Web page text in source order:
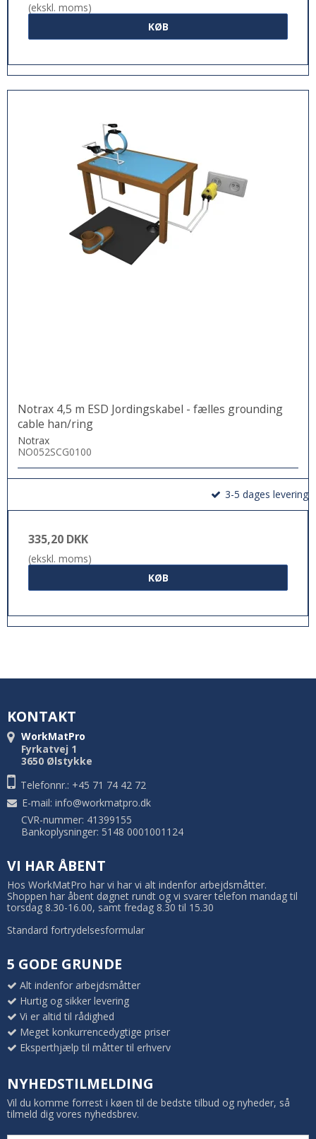
(ekskl. moms)
KØB
Notrax 4,5 m ESD Jordingskabel - fælles grounding
cable han/ring
Notrax
NO052SCG0100
3-5 dages levering
335,20 DKK
(ekskl. moms)
KØB
KONTAKT
WorkMatPro
Fyrkatvej 1
3650 Ølstykke
Telefonnr.: +45 71 74 42 72
E-mail: info@workmatpro.dk
CVR-nummer: 41399155
Bankoplysninger: 5148 0001001124
VI HAR ÅBENT
Hos WorkMatPro har vi har vi alt indenfor arbejdsmåtter.
Shoppen har åbent døgnet rundt og vi svarer telefon mandag til
torsdag 8.30-16.00, samt fredag 8.30 til 15.30
Standard fortrydelsesformular
5 GODE GRUNDE
Alt indenfor arbejdsmåtter
Hurtig og sikker levering
Vi er altid til rådighed
Meget konkurrencedygtige priser
Eksperthjælp til måtter til erhverv
NYHEDSTILMELDING
Vil du komme forrest i køen til de bedste tilbud og nyheder, så
tilmeld dig vores nyhedsbrev.